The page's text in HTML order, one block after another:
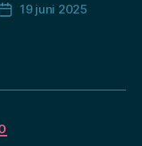
Inläggsdatum
19 juni 2025